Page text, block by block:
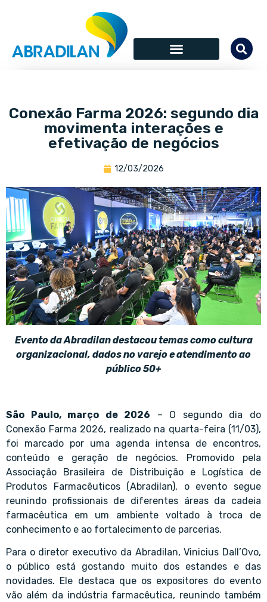
Conexão Farma 2026: segundo dia
movimenta interações e
efetivação de negócios
12/03/2026
Evento da Abradilan destacou temas como cultura
organizacional, dados no varejo e atendimento ao
público 50+
São Paulo, março de 2026 – O segundo dia do
Conexão Farma 2026, realizado na quarta-feira (11/03),
foi marcado por uma agenda intensa de encontros,
conteúdo e geração de negócios. Promovido pela
Associação Brasileira de Distribuição e Logística de
Produtos Farmacêuticos (Abradilan), o evento segue
reunindo profissionais de diferentes áreas da cadeia
farmacêutica em um ambiente voltado à troca de
conhecimento e ao fortalecimento de parcerias.
Para o diretor executivo da Abradilan, Vinicius Dall’Ovo,
o público está gostando muito dos estandes e das
novidades. Ele destaca que os expositores do evento
vão além da indústria farmacêutica, reunindo também